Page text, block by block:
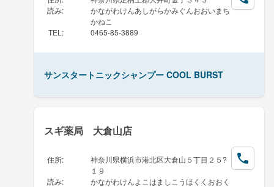
読み:
かながわけんあしがらかみぐんおおいまち
かねこ
TEL : 0465-85-3889
サンスタートニックシャンプー COOL BURST
スギ薬局 大倉山店
住所:
神奈川県横浜市港北区大倉山５丁目２５?
１９
読み:
かながわけんよこはましこうほくくおおく